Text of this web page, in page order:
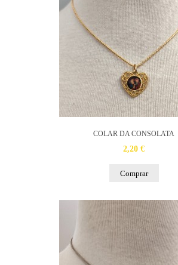
COLAR DA CONSOLATA
2,20 €
Comprar